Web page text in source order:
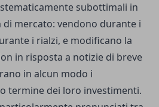
subottimali in
mercato: vendono durante i
i rialzi, e modificano la
in risposta a notizie di breve
in alcun modo i
termine dei loro investimenti.